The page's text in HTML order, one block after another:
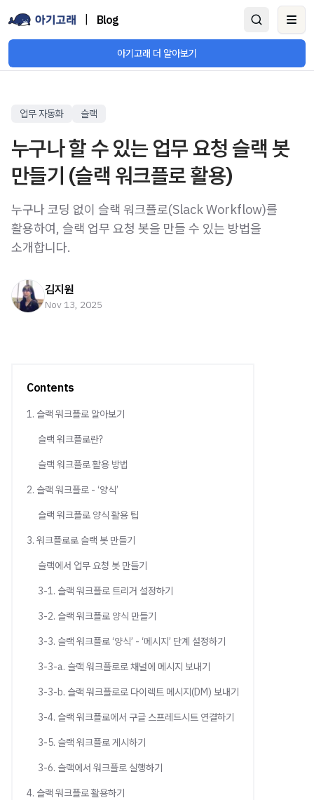
Blog
아기고래 더 알아보기
업무 자동화 슬랙
누구나 할 수 있는 업무 요청 슬랙 봇
만들기 (슬랙 워크플로 활용)
누구나 코딩 없이 슬랙 워크플로(Slack Workflow)를
활용하여, 슬랙 업무 요청 봇을 만들 수 있는 방법을
소개합니다.
김지원
Nov 13, 2025
Contents
1. 슬랙 워크플로 알아보기
슬랙 워크플로란?
슬랙 워크플로 활용 방법
2. 슬랙 워크플로 - ‘양식’
슬랙 워크플로 양식 활용 팁
3. 워크플로로 슬랙 봇 만들기
슬랙에서 업무 요청 봇 만들기
3-1. 슬랙 워크플로 트리거 설정하기
3-2. 슬랙 워크플로 양식 만들기
3-3. 슬랙 워크플로 ‘양식’ - ‘메시지’ 단계 설정하기
3-3-a. 슬랙 워크플로로 채널에 메시지 보내기
3-3-b. 슬랙 워크플로로 다이렉트 메시지(DM) 보내기
3-4. 슬랙 워크플로에서 구글 스프레드시트 연결하기
3-5. 슬랙 워크플로 게시하기
3-6. 슬랙에서 워크플로 실행하기
4. 슬랙 워크플로 활용하기